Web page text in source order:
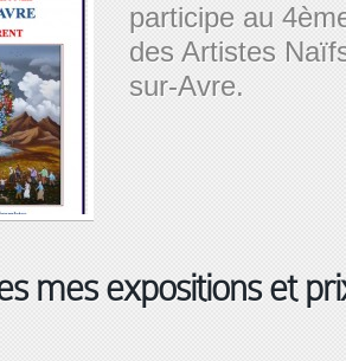
participe au
des Artistes
sur-Avre.
mes expositions et